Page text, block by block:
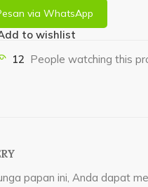
via WhatsApp
to wishlist
12 People watching this
papan ini, Anda dapat